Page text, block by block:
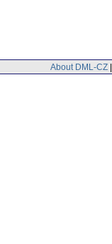
About DML-CZ |